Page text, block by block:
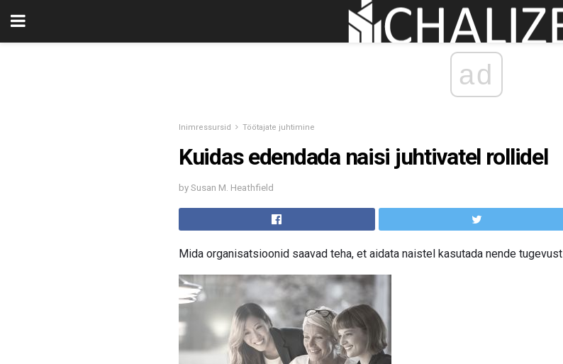
ad
Inimressursid Töötajate juhtimine
Kuidas edendada naisi juhtivatel rollidel
by Susan M. Heathfield
Mida organisatsioonid saavad teha, et aidata naistel kasutada nende tugevust